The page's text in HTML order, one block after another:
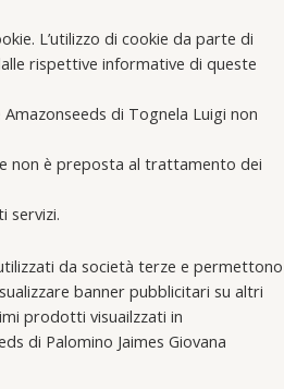
L’utilizzo di cookie da parte di
rispettive informative di queste
di Tognela Luigi non
non è preposta al trattamento dei
servizi.
da società terze e permettono
banner pubblicitari su altri
prodotti visuailzzati in
di Palomino Jaimes Giovana